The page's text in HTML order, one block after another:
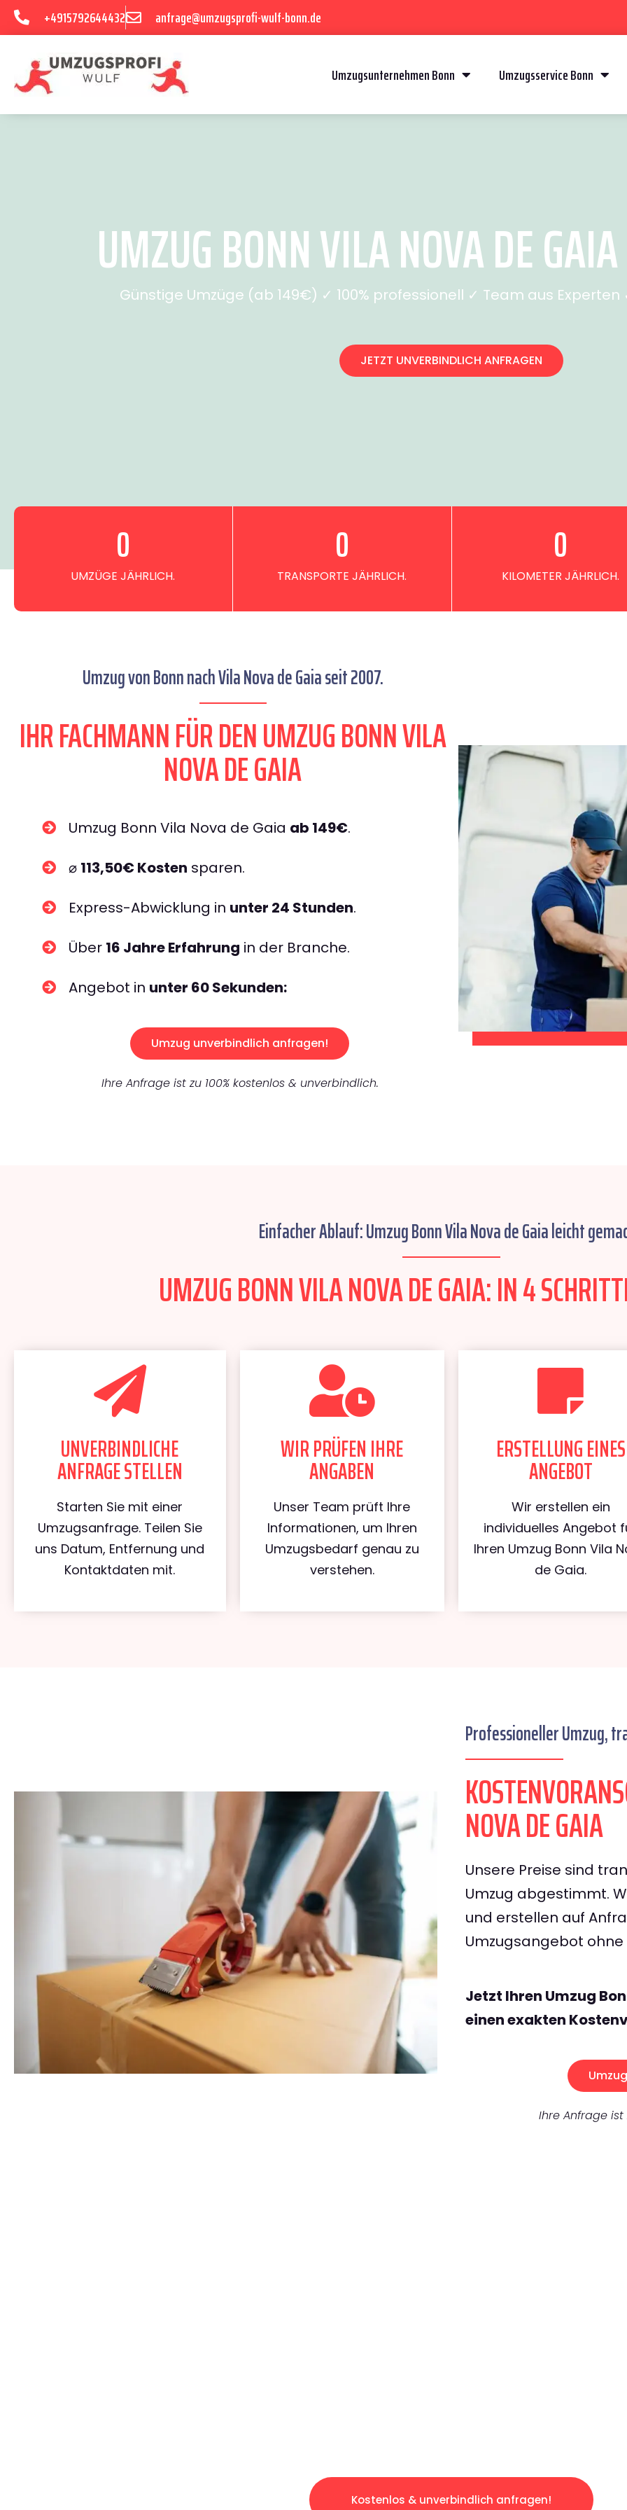
+4915792644432 anfrage@umzugsprofi-wulf-bonn.de
Umzugsunternehmen Bonn Umzugsservice Bonn
UMZUG BONN VILA NOVA DE
Günstige Umzüge (ab 149€) ✓ 100% professionell ✓ Team aus
JETZT UNVERBINDLICH ANFRAGEN
UMZÜGE JÄHRLICH.
0
TRANSPORTE JÄHRLICH.
0
KILOMETER JÄHRLICH.
0
Umzug von Bonn nach Vila Nova de Gaia seit 2007.
IHR FACHMANN FÜR DEN UMZUG BONN VILA
NOVA DE GAIA
Umzug Bonn Vila Nova de Gaia ab 149€.
⌀ 113,50€ Kosten sparen.
Express-Abwicklung in unter 24 Stunden.
Über 16 Jahre Erfahrung in der Branche.
Angebot in unter 60 Sekunden:
Umzug unverbindlich anfragen!
Ihre Anfrage ist zu 100% kostenlos & unverbindlich.
Einfacher Ablauf: Umzug Bonn Vila Nova de Gaia leicht
UMZUG BONN VILA NOVA DE GAIA: IN 4
UNVERBINDLICHE
ANFRAGE STELLEN
Starten Sie mit einer
Umzugsanfrage. Teilen Sie
uns Datum, Entfernung und
Kontaktdaten mit.
WIR PRÜFEN IHRE
ANGABEN
Unser Team prüft Ihre
Informationen, um Ihren
Umzugsbedarf genau zu
verstehen.
ERSTELLUNG EINES
ANGEBOT
Wir erstellen ein
individuelles Angebot
Ihren Umzug Bonn Vila
de Gaia.
Professioneller Umzug,
NOVA DE GAIA
Unsere Preise sind
Umzug abgestimmt.
und erstellen auf
Umzugsangebot
Jetzt Ihren Umzug
einen exakten
Ihre Anfrage ist
Kostenlos & unverbindlich anfragen!